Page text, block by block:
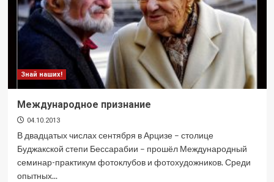
Знай наших!
Международное признание
04.10.2013
В двадцатых числах сентября в Арцизе – столице
Буджакской степи Бессарабии – прошёл Международный
семинар-практикум фотоклубов и фотохудожников. Среди
опытных...